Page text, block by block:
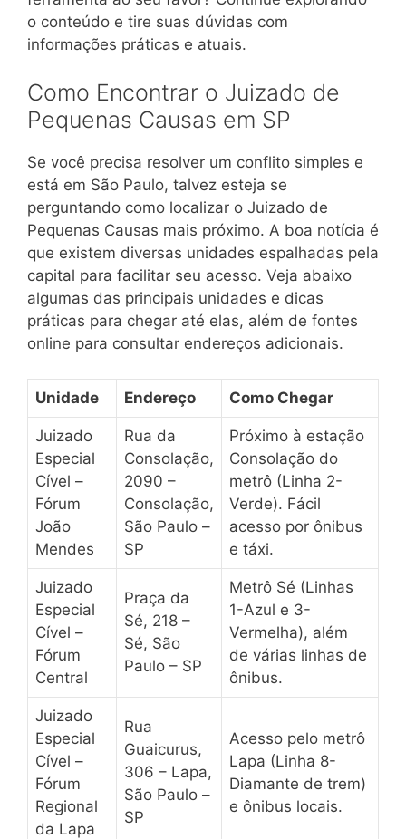
o conteúdo e tire suas dúvidas com
informações práticas e atuais.
Como Encontrar o Juizado de
Pequenas Causas em SP
Se você precisa resolver um conflito simples e
está em São Paulo, talvez esteja se
perguntando como localizar o Juizado de
Pequenas Causas mais próximo. A boa notícia é
que existem diversas unidades espalhadas pela
capital para facilitar seu acesso. Veja abaixo
algumas das principais unidades e dicas
práticas para chegar até elas, além de fontes
online para consultar endereços adicionais.
Unidade Endereço Como Chegar
Juizado
Especial
Cível –
Fórum
João
Mendes
Rua da
Consolação,
2090 –
Consolação,
São Paulo –
SP
Próximo à estação
Consolação do
metrô (Linha 2-
Verde). Fácil
acesso por ônibus
e táxi.
Juizado
Especial
Cível –
Fórum
Central
Praça da
Sé, 218 –
Sé, São
Paulo – SP
Metrô Sé (Linhas
1-Azul e 3-
Vermelha), além
de várias linhas de
ônibus.
Juizado
Especial
Cível –
Fórum
Regional
da Lapa
Rua
Guaicurus,
306 – Lapa,
São Paulo –
SP
Acesso pelo metrô
Lapa (Linha 8-
Diamante de trem)
e ônibus locais.